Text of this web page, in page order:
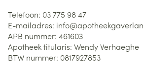
Telefoon: 03 775 98 47
E-mailadres: info@
APB nummer: 461603
Apotheek titularis: Wendy Verhaeghe
BTW nummer: 0817927853